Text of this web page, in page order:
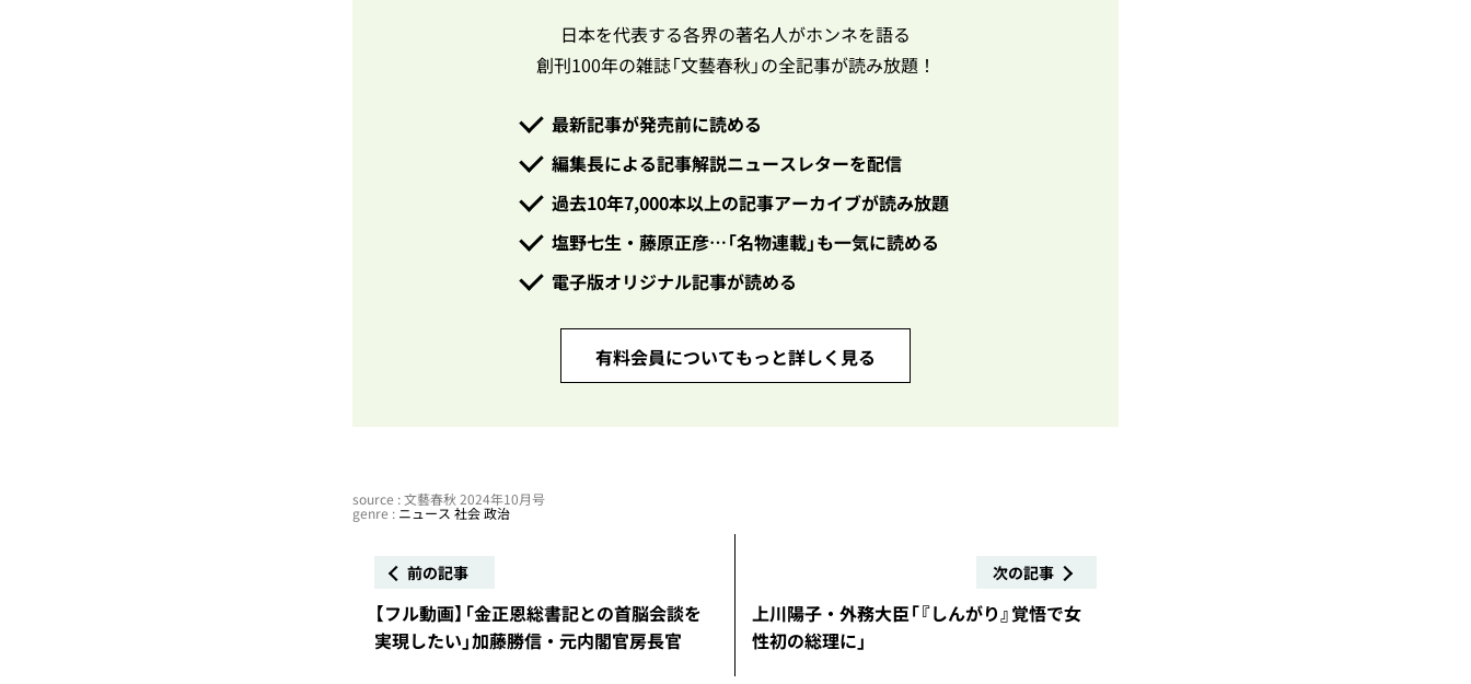
日本を代表する各界の著名人がホンネを語る
創刊100年の雑誌「文藝春秋」の全記事が読み放題！
最新記事が発売前に読める
編集長による記事解説ニュースレターを配信
過去10年7,000本以上の記事アーカイブが読み放題
塩野七生・藤原正彦…「名物連載」も一気に読める
電子版オリジナル記事が読める
有料会員についてもっと詳しく見る
source : 文藝春秋 2024年10月号
genre : ニュース 社会政治
前の記事
【フル動画】「金正恩総書記との首脳会談を
実現したい」加藤勝信・元内閣官房長官
次の記事
上川陽子・外務大臣「『しんがり』覚悟で女
性初の総理に」